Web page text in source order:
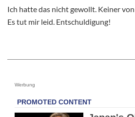
Ich hatte das nicht gewollt. Keiner
Es tut mir leid. Entschuldigung!
Werbung